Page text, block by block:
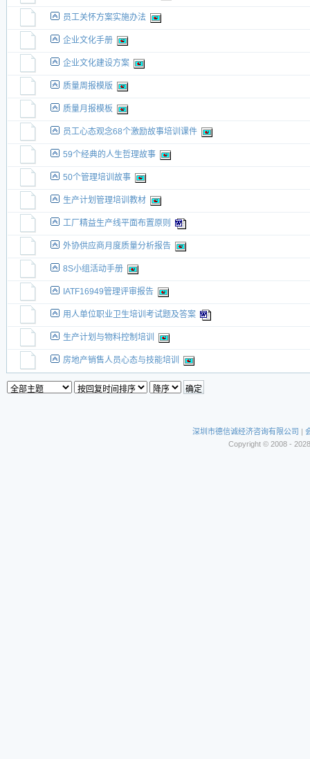
员工关怀方案实施办法
企业文化手册
企业文化建设方案
质量周报模版
质量月报模板
员工心态观念68个激励故事培训课件
59个经典的人生哲理故事
50个管理培训故事
生产计划管理培训教材
工厂精益生产线平面布置原则
外协供应商月度质量分析报告
8S小组活动手册
IATF16949管理评审报告
用人单位职业卫生培训考试题及答案
生产计划与物料控制培训
房地产销售人员心态与技能培训
深圳市德信诚经济咨询有限公司 |
Copyright © 2008 -